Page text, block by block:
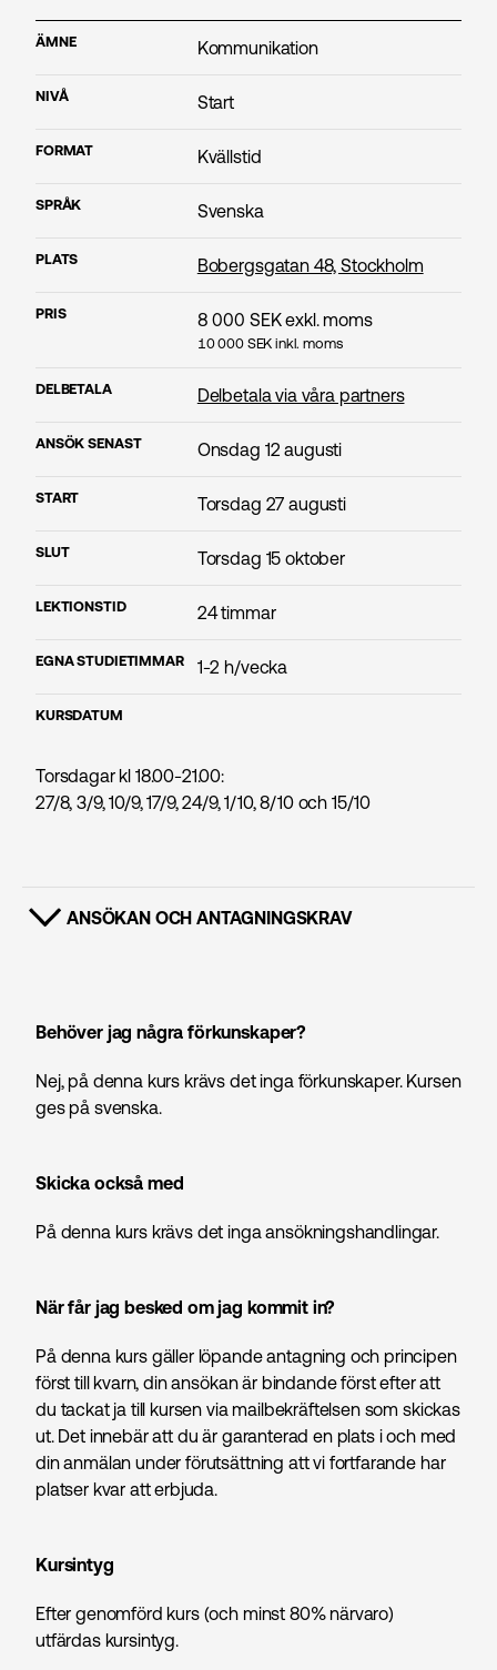
ÄMNE Kommunikation
NIVÅ Start
FORMAT Kvällstid
SPRÅK Svenska
PLATS Bobergsgatan 48, Stockholm
PRIS 8 000 SEK exkl. moms
10 000SEK inkl. moms
DELBETALA Delbetala via våra partners
ANSÖK SENAST Onsdag 12 augusti
START Torsdag 27 augusti
SLUT Torsdag 15 oktober
LEKTIONSTID 24 timmar
EGNA STUDIETIMMAR 1-2 h/vecka
KURSDATUM
Torsdagar kl 18.00-21.00:
27/8, 3/9, 10/9, 17/9, 24/9, 1/10, 8/10 och 15/10
VISA INNEHÅLL
ANSÖKAN OCH ANTAGNINGSKRAV
Behöver jag några förkunskaper?
Nej, på denna kurs krävs det inga förkunskaper. Kursen
ges på svenska.
Skicka också med
På denna kurs krävs det inga ansökningshandlingar.
När får jag besked om jag kommit in?
På denna kurs gäller löpande antagning och principen
först till kvarn, din ansökan är bindande först efter att
du tackat ja till kursen via mailbekräftelsen som skickas
ut. Det innebär att du är garanterad en plats i och med
din anmälan under förutsättning att vi fortfarande har
platser kvar att erbjuda.
Kursintyg
Efter genomförd kurs (och minst 80% närvaro)
utfärdas kursintyg.